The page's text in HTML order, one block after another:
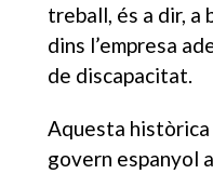
treball, és a dir, a
dins l’empresa
de discapacitat.
Aquesta
govern espanyol